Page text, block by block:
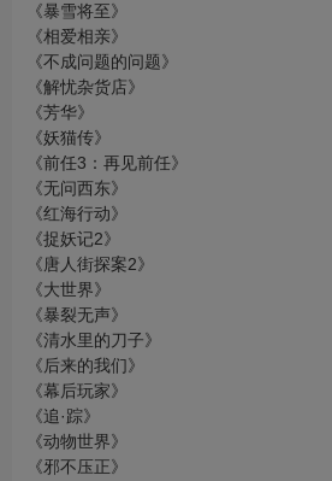
《暴雪将至》
《相爱相亲》
《不成问题的问题》
《解忧杂货店》
《芳华》
《妖猫传》
《前任3：再见前任》
《无问西东》
《红海行动》
《捉妖记2》
《唐人街探案2》
《大世界》
《暴裂无声》
《清水里的刀子》
《后来的我们》
《幕后玩家》
《追·踪》
《动物世界》
《邪不压正》